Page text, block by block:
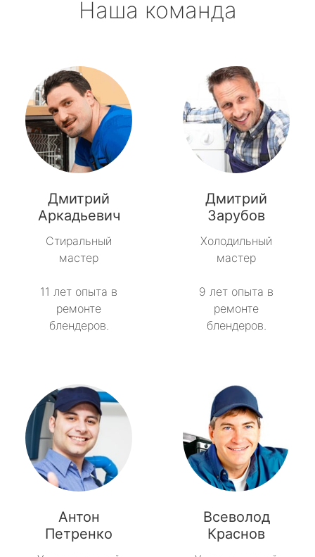
Наша команда
Дмитрий
Аркадьевич
Стиральный
мастер
11 лет опыта в
ремонте
блендеров.
Дмитрий
Зарубов
Холодильный
мастер
9 лет опыта в
ремонте
блендеров.
Антон
Петренко
Всеволод
Краснов